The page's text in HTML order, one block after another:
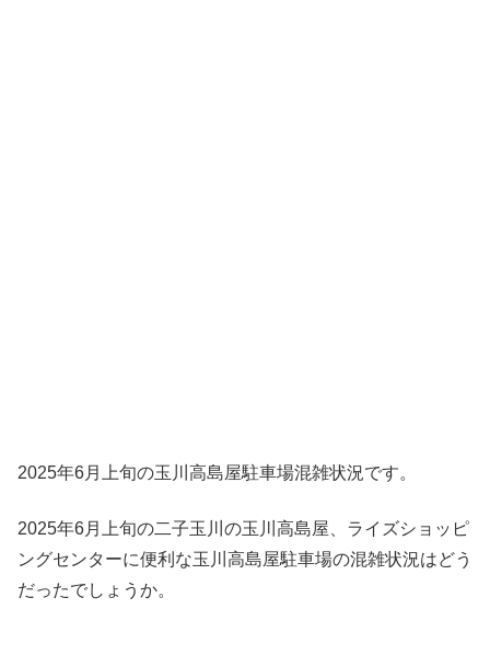
2025年6月上旬の玉川高島屋駐車場混雑状況です。
2025年6月上旬の二子玉川の玉川高島屋、ライズショッピ
ングセンターに便利な玉川高島屋駐車場の混雑状況はどう
だったでしょうか。